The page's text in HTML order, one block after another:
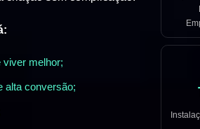
melhor;
alta conversão;